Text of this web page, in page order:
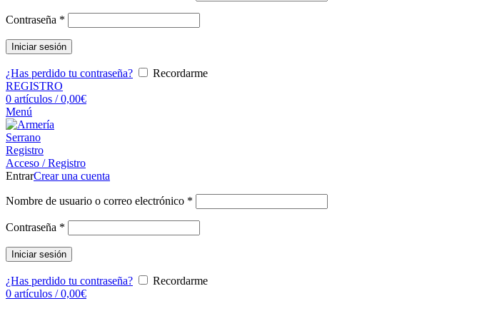
Contraseña *
Iniciar sesión
¿Has perdido tu contraseña?
Recordarme
REGISTRO
0 artículos / 0,00€
Menú
Registro
Acceso / Registro
EntrarCrear una cuenta
Nombre de usuario o correo electrónico *
Contraseña *
Iniciar sesión
¿Has perdido tu contraseña?
Recordarme
0 artículos / 0,00€